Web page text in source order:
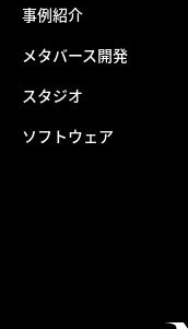
事例紹介
メタバース開発
スタジオ
ソフトウェア